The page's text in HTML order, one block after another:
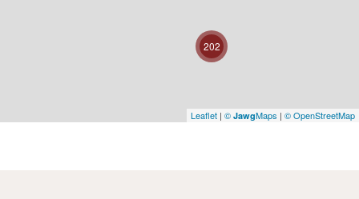
202
Leaflet | © JawgMaps | © OpenStreetMap